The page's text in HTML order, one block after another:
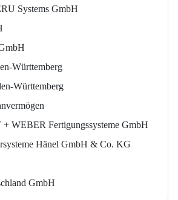
Systems GmbH
Württemberg
Württemberg
WEBER Fertigungssysteme GmbH
Hänel GmbH & Co. KG
GmbH